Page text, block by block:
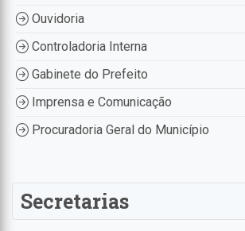
Ouvidoria
Controladoria Interna
Gabinete do Prefeito
Imprensa e Comunicação
Procuradoria Geral do Município
Secretarias